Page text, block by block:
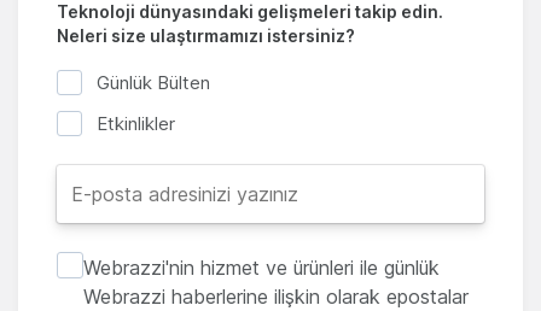
Teknoloji dünyasındaki gelişmeleri takip edin.
Neleri size ulaştırmamızı istersiniz?
Günlük Bülten
Etkinlikler
Webrazzi'nin hizmet ve ürünleri ile günlük
Webrazzi haberlerine ilişkin olarak epostalar